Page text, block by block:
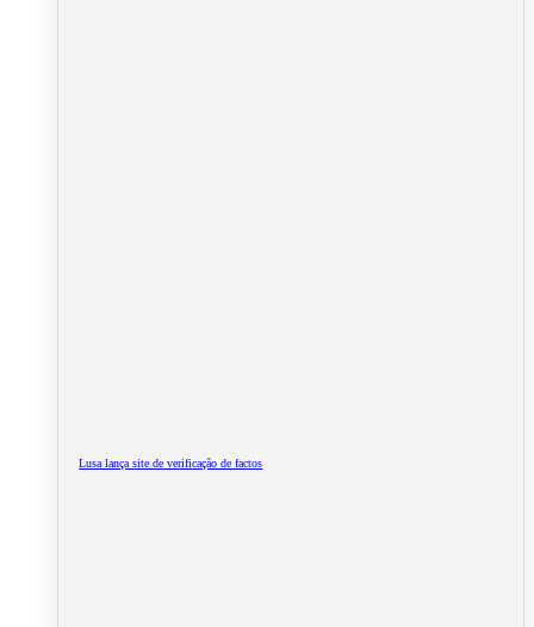
Lusa lança site de verificação de factos